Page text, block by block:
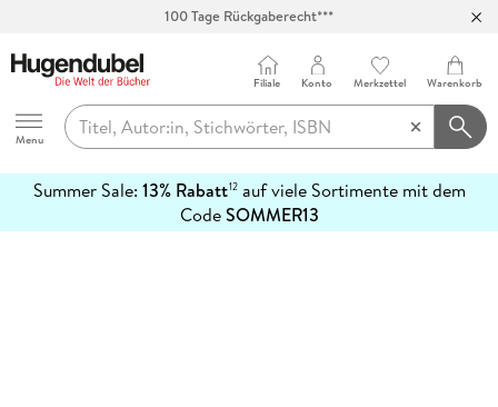
100 Tage Rückgaberecht***
Hugendubel
Menu
Filiale Konto Merkzettel Warenkorb
Summer Sale: 13% Rabatt12auf viele Sortimente mit dem
CodeSOMMER13
erfahren